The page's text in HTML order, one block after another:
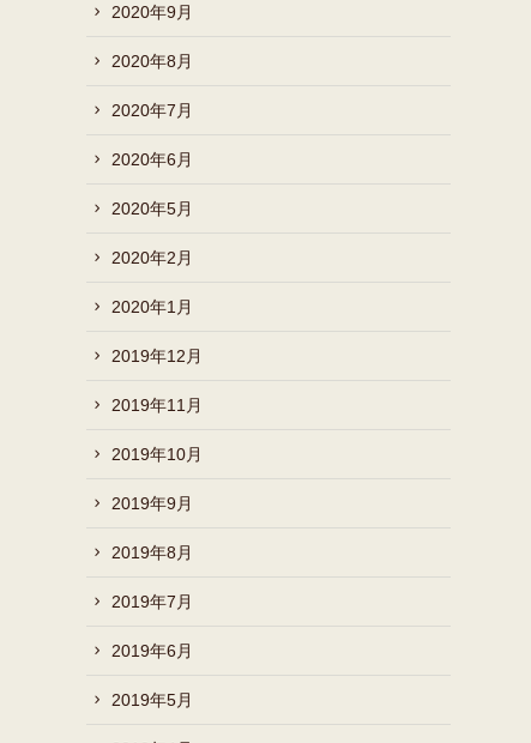
2020年9月
2020年8月
2020年7月
2020年6月
2020年5月
2020年2月
2020年1月
2019年12月
2019年11月
2019年10月
2019年9月
2019年8月
2019年7月
2019年6月
2019年5月